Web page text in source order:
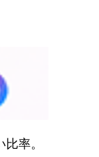
率。